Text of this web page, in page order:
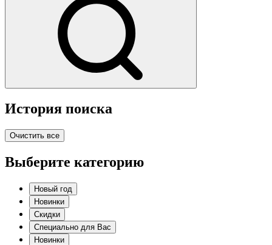
История поиска
Очистить все
Выберите категорию
Новый год
Новинки
Скидки
Специально для Вас
Новинки